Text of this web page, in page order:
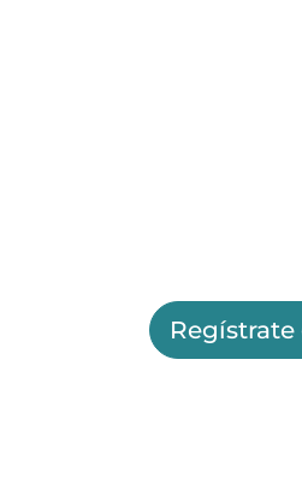
Regístrate